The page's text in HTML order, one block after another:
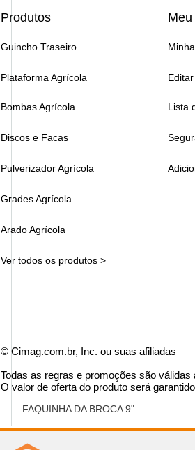
FAQUINHA DA BROCA 9"
Produtos
Guincho Traseiro
Plataforma Agrícola
Bombas Agrícola Lista
Discos e Facas
Pulverizador Agrícola
Grades Agrícola
Arado Agrícola
Ver todos os produtos >
© Cimag.com.br, Inc. ou suas afiliadas
Todas as regras e promoções são
O valor de oferta do produto será